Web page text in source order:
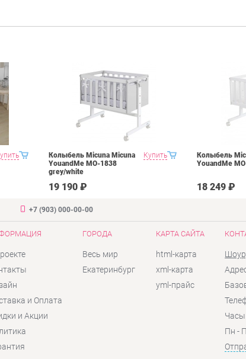
Купить
Колыбель Micuna Micuna
YouandMe МО-1838
grey/white
19 190 ₽
Колыбель
YouandMe
18 249 ₽
+7 (903) 000-00-00
и Оплата
и Акции
ГОРОДА
Весь мир
Екатеринбург
КАРТА САЙТА
html-карта
xml-карта
yml-прайс
Пн -